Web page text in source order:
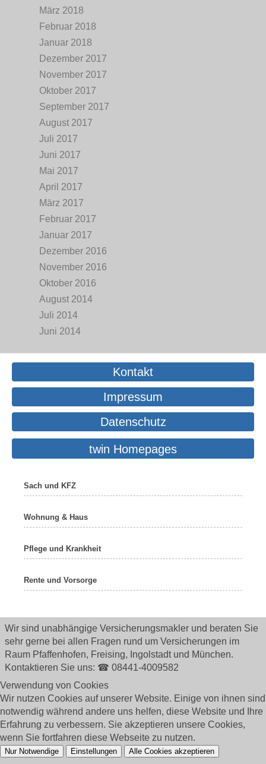
März 2018
Februar 2018
Januar 2018
Dezember 2017
November 2017
Oktober 2017
September 2017
August 2017
Juli 2017
Juni 2017
Mai 2017
April 2017
März 2017
Februar 2017
Januar 2017
Dezember 2016
November 2016
Oktober 2016
August 2014
Juli 2014
Juni 2014
Kontakt
Impressum
Datenschutz
twin Homepages
Sach und KFZ
Wohnung & Haus
Pflege und Krankheit
Rente und Vorsorge
Wir sind unabhängige Versicherungsmakler und beraten Sie
sehr gerne bei allen Fragen rund um Versicherungen im
Raum Pfaffenhofen, Freising, Ingolstadt und München.
Kontaktieren Sie uns: ☎ 08441-4009582
Verwendung von Cookies
Wir nutzen Cookies auf unserer Website. Einige von ihnen sind
notwendig während andere uns helfen, diese Website und Ihre
Erfahrung zu verbessern. Sie akzeptieren unsere Cookies,
wenn Sie fortfahren diese Webseite zu nutzen.
Nur Notwendige Einstellungen Alle Cookies akzeptieren